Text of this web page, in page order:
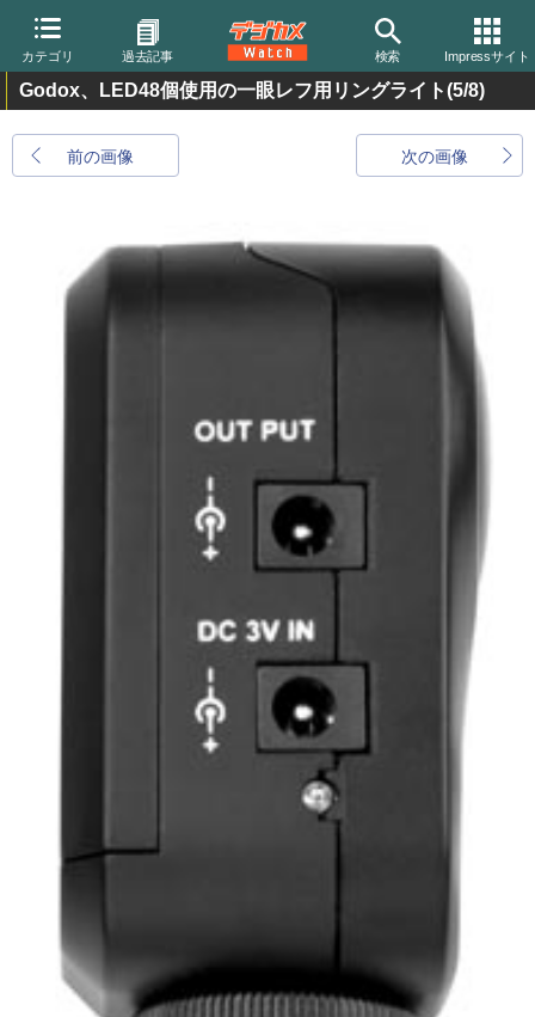
カテゴリ 過去記事 検索 Impressサイト
Godox、LED48個使用の一眼レフ用リングライト(5/8)
前の画像 次の画像